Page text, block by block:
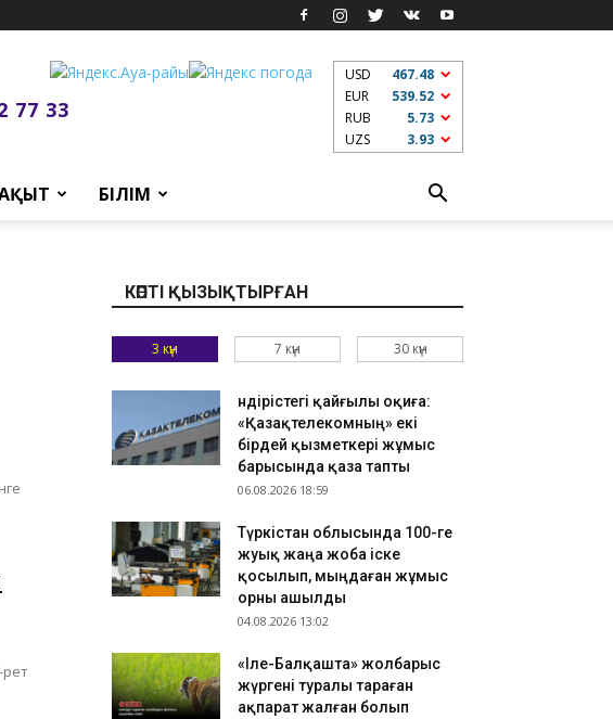
77 33
USD
467.48
EUR
539.52
RUB
5.73
UZS
3.93
БІЛІМ
рет
КӨПТІ ҚЫЗЫҚТЫРҒАН
3 күн 7 күн 30 күн
Өндірістегі қайғылы оқиға:
«Қазақтелекомның» екі
бірдей қызметкері жұмыс
барысында қаза тапты
06.08.2026 18:59
Түркістан облысында 100-ге
жуық жаңа жоба іске
қосылып, мыңдаған жұмыс
орны ашылды
04.08.2026 13:02
«Іле-Балқашта» жолбарыс
жүргені туралы тараған
ақпарат жалған болып